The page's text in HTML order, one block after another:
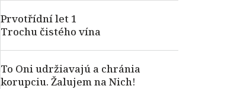
Prvotřídní let 1
Trochu čistého vína
To Oni udržiavajú a chránia
korupciu. Žalujem na Nich!